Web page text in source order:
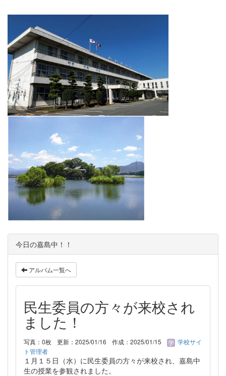
今日の嘉島中！！
アルバム一覧へ
民生委員の方々が来校され
ました！
写真：0枚 更新：2025/01/16 作成：2025/01/15
学校サイ
ト管理者
１月１５日（水）に民生委員の方々が来校され、嘉島中
生の授業を参観されました。